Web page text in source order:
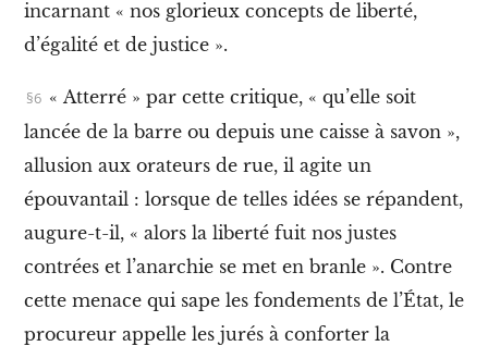
incarnant « nos glorieux concepts de liberté,
d’égalité et de justice ».
« Atterré » par cette critique, « qu’elle soit
lancée de la barre ou depuis une caisse à savon »,
allusion aux orateurs de rue, il agite un
épouvantail : lorsque de telles idées se répandent,
augure-t-il, « alors la liberté fuit nos justes
contrées et l’anarchie se met en branle ». Contre
cette menace qui sape les fondements de l’État, le
procureur appelle les jurés à conforter la
l
i
s
e
n
l
b
r
t
I
V